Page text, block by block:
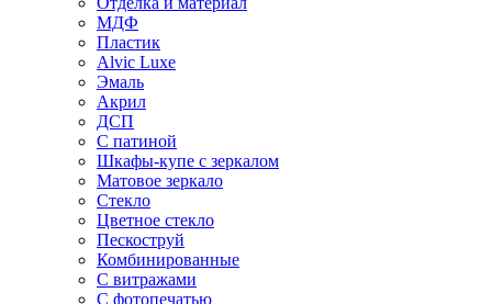
МДФ
Пластик
Alvic Luxe
Эмаль
Акрил
ДСП
С патиной
Шкафы-купе с зеркалом
Матовое зеркало
Стекло
Цветное стекло
Пескоструй
Комбинированные
С витражами
С фотопечатью